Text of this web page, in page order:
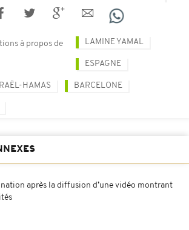
à propos de LAMINE YAMAL
ESPAGNE
HAMAS BARCELONE
après la diffusion d’une vidéo montrant